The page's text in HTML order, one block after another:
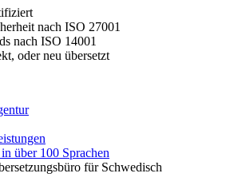
nach ISO 27001
nach ISO 14001
oder neu übersetzt
über 100 Sprachen
für Schwedisch